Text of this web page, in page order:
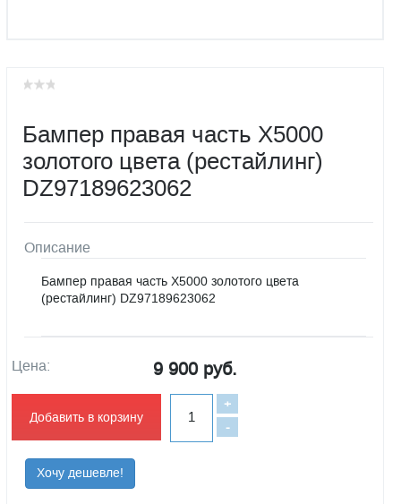
Бампер правая часть X5000
золотого цвета (рестайлинг)
DZ97189623062
Описание
Бампер правая часть X5000 золотого цвета
(рестайлинг) DZ97189623062
Цена: 9 900 руб.
Добавить в корзину
-
+
Хочу дешевле!